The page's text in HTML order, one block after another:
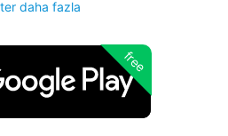
daha fazla
free